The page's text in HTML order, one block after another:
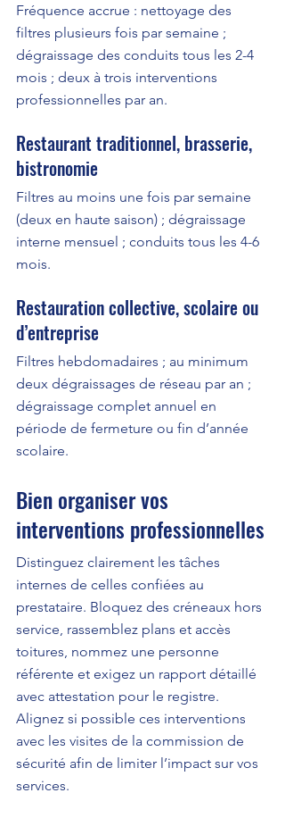
Fréquence accrue : nettoyage des
filtres plusieurs fois par semaine ;
dégraissage des conduits tous les 2-4
mois ; deux à trois interventions
professionnelles par an.
Restaurant traditionnel, brasserie,
bistronomie
Filtres au moins une fois par semaine
(deux en haute saison) ; dégraissage
interne mensuel ; conduits tous les 4-6
mois.
Restauration collective, scolaire ou
d’entreprise
Filtres hebdomadaires ; au minimum
deux dégraissages de réseau par an ;
dégraissage complet annuel en
période de fermeture ou fin d’année
scolaire.
Bien organiser vos
interventions professionnelles
Distinguez clairement les tâches
internes de celles confiées au
prestataire. Bloquez des créneaux hors
service, rassemblez plans et accès
toitures, nommez une personne
référente et exigez un rapport détaillé
avec attestation pour le registre.
Alignez si possible ces interventions
avec les visites de la commission de
sécurité afin de limiter l’impact sur vos
services.